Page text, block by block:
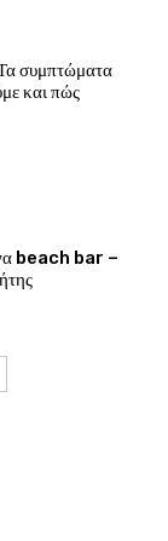
συμπτώματα
και πώς
beach bar –